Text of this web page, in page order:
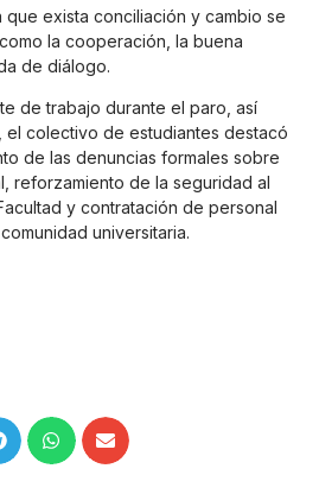
que exista conciliación y cambio se
la cooperación, la buena
de diálogo.
de trabajo durante el paro, así
colectivo de estudiantes destacó
de las denuncias formales sobre
reforzamiento de la seguridad al
y contratación de personal
universitaria.